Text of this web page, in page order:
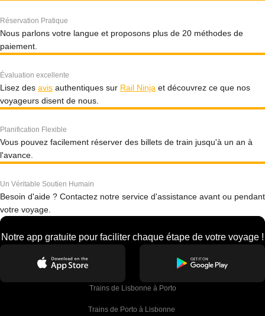
Réservation Pratique
Nous parlons votre langue et proposons plus de 20 méthodes de
paiement.
Évaluation excellente
Lisez des avis authentiques sur Rail Ninja et découvrez ce que nos
voyageurs disent de nous.
Planification Flexible
Vous pouvez facilement réserver des billets de train jusqu'à un an à
l'avance.
Un Véritable Soutien Humain
Besoin d'aide ? Contactez notre service d'assistance avant ou pendant
votre voyage.
Notre app gratuite pour faciliter chaque étape de votre voyage !
Trains de Lisbonne à Porto
Trains de Porto à Lisbonne